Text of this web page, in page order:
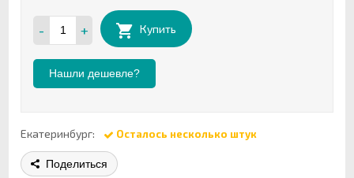
- + Купить
Нашли дешевле?
Екатеринбург: Осталось несколько штук
Поделиться